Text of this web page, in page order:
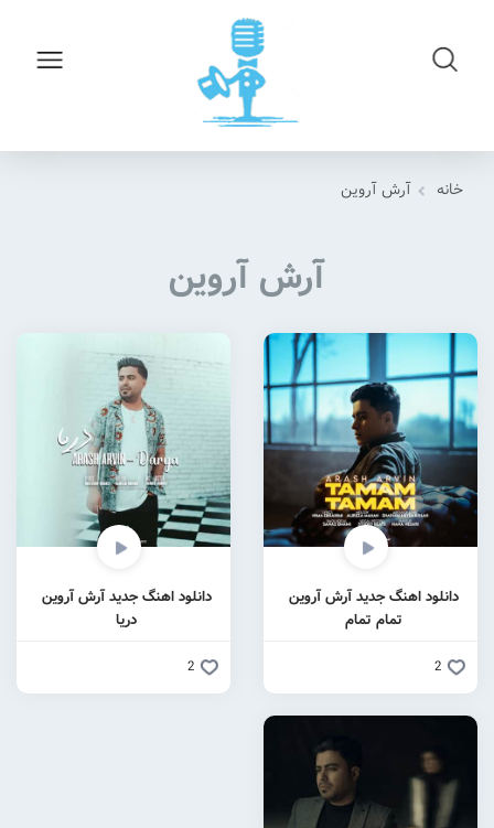
خانه آرش آروین
آرش آروین
دانلود اهنگ جدید آرش آروین
تمام تمام
2
دانلود اهنگ جدید آرش آروین
دریا
2